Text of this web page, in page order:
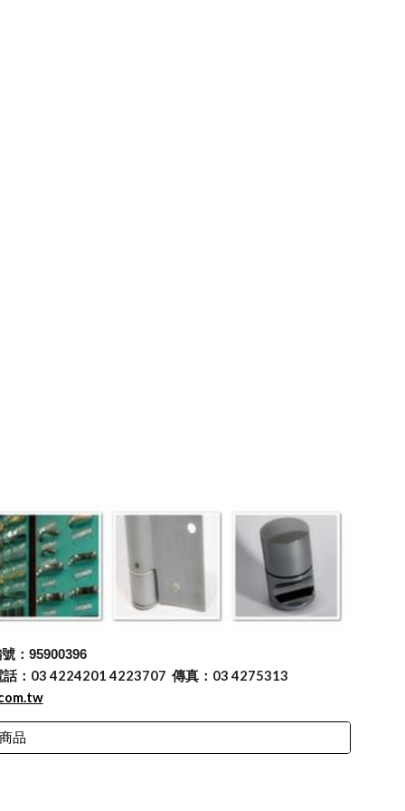
：95900396
：03 4224201 4223707 傳真：03 4275313
品